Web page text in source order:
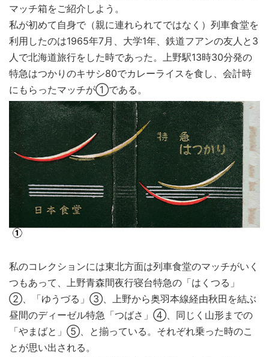
マッチ箱をご紹介しよう。
私が初めて自身で（親に連れられてではなく）列車食堂を
利用したのは1965年7月、大学1年、鉄道フアンの友人と3
人で北海道旅行をした時であった。上野駅13時30分発の
特急はつかりのキサシ80でカレーライスを食し、会計時
にもらったマッチが①である。
私のコレクションには東北方面は列車食堂のマッチがいく
つもあって、上野青森間夜行寝台特急の「はくつる」
②、「ゆうづる」③、上野から奥羽本線経由秋田を結ぶ
昼間のディーゼル特急「つばさ」④、同じく山形までの
「やまばと」⑤、と揃っている。それぞれ乗った時のこ
とが思い出される。